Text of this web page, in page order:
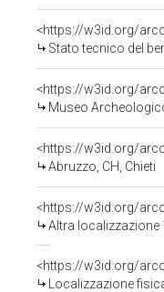
<https://w3id.org/
Stato tecnico del
<https://w3id.org/
Museo
<https://w3id.org/
Abruzzo, CH, Chieti
<https://w3id.org/
Altra localizzazione
<https://w3id.org/
Localizzazione